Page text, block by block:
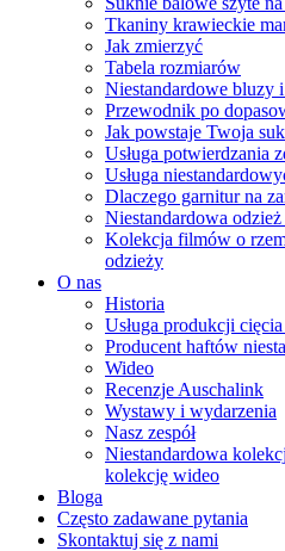
Tkaniny krawieckie
Jak zmierzyć
Tabela rozmiarów
Niestandardowe bluzy
Przewodnik po
Jak powstaje Twoja
Usługa potwierdzania
Usługa
Dlaczego garnitur na
Niestandardowa
Kolekcja filmów o
odzieży
O nas
Historia
Usługa produkcji
Producent haftów
Wideo
Recenzje Auschalink
Wystawy i wydarzenia
Nasz zespół
Niestandardowa
kolekcję wideo
Bloga
Często zadawane pytania
Skontaktuj się z nami